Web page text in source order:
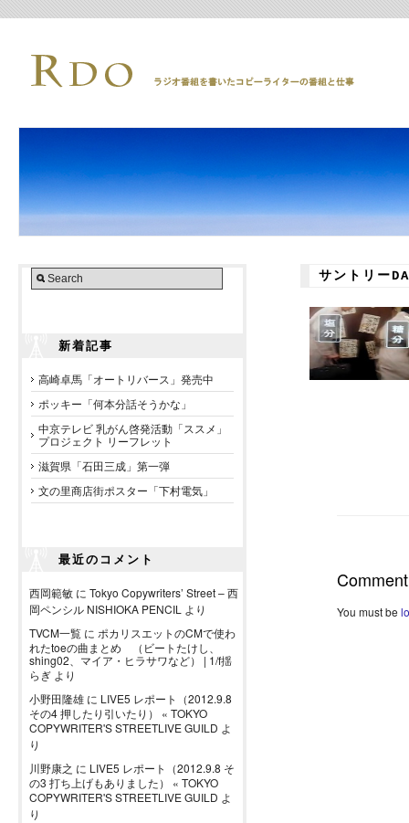
新着記事
高崎卓馬「オートリバース」発売中
ポッキー「何本分話そうかな」
中京テレビ 乳がん啓発活動「ススメ」
プロジェクト リーフレット
滋賀県「石田三成」第一弾
文の里商店街ポスター「下村電気」
最近のコメント
西岡範敏 に Tokyo Copywriters’ Street – 西
岡ペンシル NISHIOKA PENCIL より
TVCM一覧 に ポカリスエットのCMで使わ
れたtoeの曲まとめ （ビートたけし、
shing02、マイア・ヒラサワなど） | 1/f揺
らぎ より
小野田隆雄 に LIVE5 レポート（2012.9.8
その4 押したり引いたり） « TOKYO
COPYWRITER'S STREETLIVE GUILD よ
り
川野康之 に LIVE5 レポート（2012.9.8 そ
の3 打ち上げもありました） « TOKYO
COPYWRITER'S STREETLIVE GUILD よ
り
サントリー
Comment
You must be